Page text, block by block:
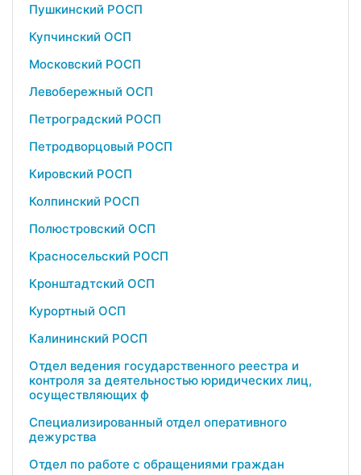
Пушкинский РОСП
Купчинский ОСП
Московский РОСП
Левобережный ОСП
Петроградский РОСП
Петродворцовый РОСП
Кировский РОСП
Колпинский РОСП
Полюстровский ОСП
Красносельский РОСП
Кронштадтский ОСП
Курортный ОСП
Калининский РОСП
Отдел ведения государственного реестра и
контроля за деятельностью юридических лиц,
осуществляющих ф
Специализированный отдел оперативного
дежурства
Отдел по работе с обращениями граждан